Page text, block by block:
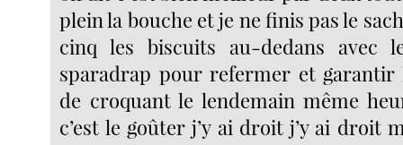
plein la bouche et je ne finis pas le
cinq les biscuits au-dedans avec
sparadrap pour refermer et garantir
de croquant le lendemain même
c’est le goûter j’y ai droit j’y ai droit